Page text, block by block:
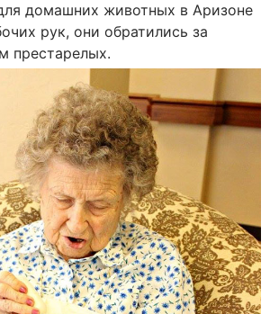
домашних животных в Аризоне
рук, они обратились за
престарелых.